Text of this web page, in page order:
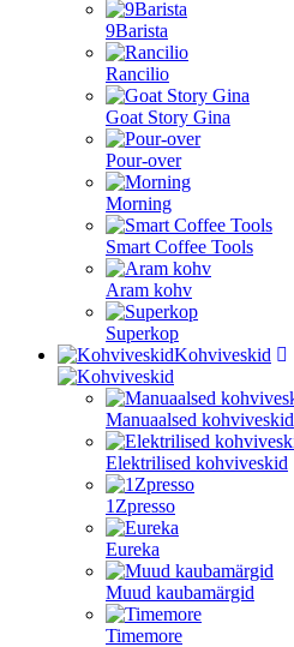
9Barista
Rancilio
Goat Story Gina
Pour-over
Morning
Smart Coffee Tools
Aram kohv
Superkop
Kohviveskid
Manuaalsed kohviveskid
Elektrilised kohviveskid
1Zpresso
Eureka
Muud kaubamärgid
Timemore